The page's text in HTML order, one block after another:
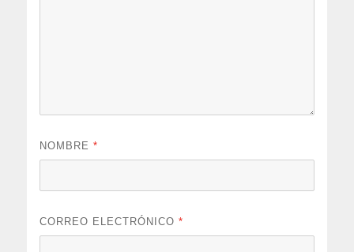
NOMBRE*
CORREO ELECTRÓNICO*